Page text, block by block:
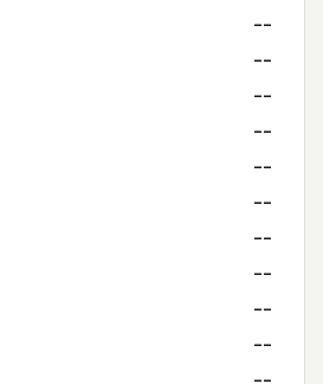
--
--
--
--
--
--
--
--
--
--